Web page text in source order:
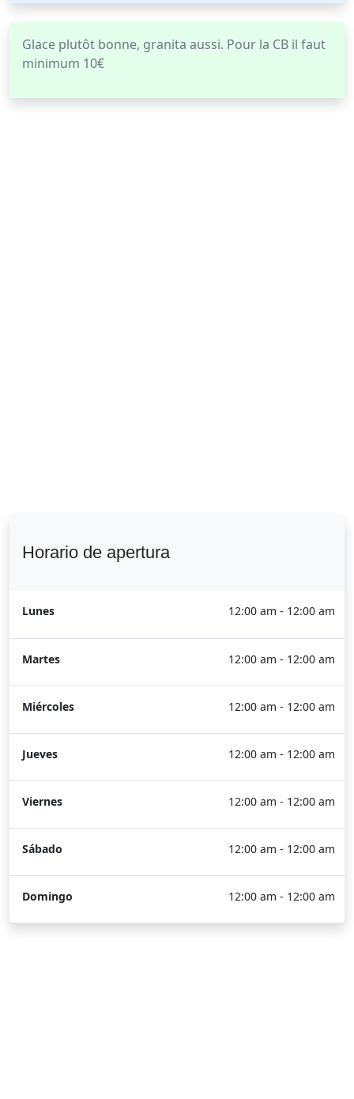
Glace plutôt bonne, granita aussi. Pour la CB il faut
minimum 10€
Horario de apertura
Lunes 12:00 am - 12:00 am
Martes 12:00 am - 12:00 am
Miércoles 12:00 am - 12:00 am
Jueves 12:00 am - 12:00 am
Viernes 12:00 am - 12:00 am
Sábado 12:00 am - 12:00 am
Domingo 12:00 am - 12:00 am